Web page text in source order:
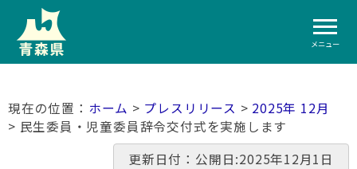
メニュー
ホーム > プレスリリース > 2025年 12月
> 民生委員・児童委員辞令交付式を実施します
更新日付：公開日:2025年12月1日